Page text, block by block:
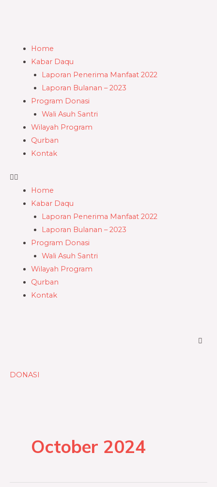
Home
Kabar Daqu
Laporan Penerima Manfaat 2022
Laporan Bulanan – 2023
Program Donasi
Wali Asuh Santri
Wilayah Program
Qurban
Kontak
Menu
Home
Kabar Daqu
Laporan Penerima Manfaat 2022
Laporan Bulanan – 2023
Program Donasi
Wali Asuh Santri
Wilayah Program
Qurban
Kontak
DONASI
October 2024